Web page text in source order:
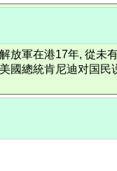
放軍在港17年, 從未
國總統肯尼迪对国